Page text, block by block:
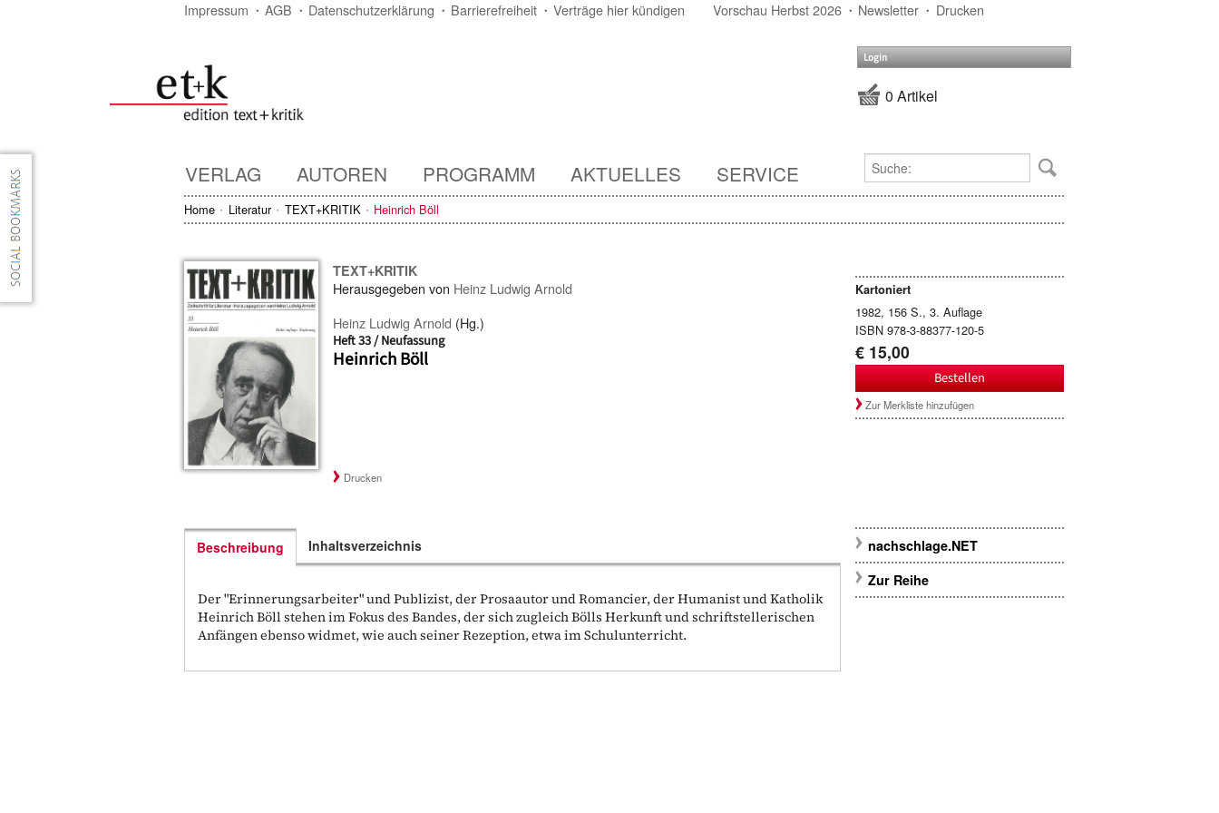
Impressum AGB Datenschutzerklärung Barrierefreiheit Verträge hier kündigen Vorschau Herbst 2026 Newsletter Drucken
Login
0 Artikel
VERLAG AUTOREN PROGRAMM AKTUELLES SERVICE
Home Literatur TEXT+KRITIK Heinrich Böll
TEXT+KRITIK
Herausgegeben von Heinz Ludwig Arnold
Heinz Ludwig Arnold (Hg.)
Heft 33 / Neufassung
Heinrich Böll
Kartoniert
1982, 156 S., 3. Auflage
ISBN 978-3-88377-120-5
€ 15,00
Bestellen
Zur Merkliste hinzufügen
Drucken
Beschreibung
Der "Erinnerungsarbeiter" und Publizist, der Prosaautor und Romancier, der Humanist und Katholik
Heinrich Böll stehen im Fokus des Bandes, der sich zugleich Bölls Herkunft und schriftstellerischen
Anfängen ebenso widmet, wie auch seiner Rezeption, etwa im Schulunterricht.
Inhaltsverzeichnis
nachschlage.NET
Zur Reihe